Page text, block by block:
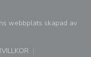
webbplats skapad av
i ett nytt fönster))